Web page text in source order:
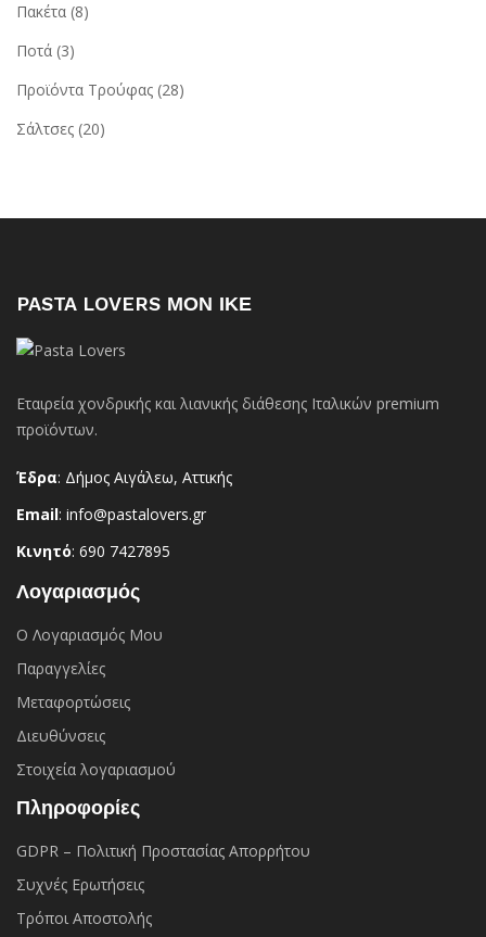
Πακέτα (8)
Ποτά (3)
Προϊόντα Τρούφας (28)
Σάλτσες (20)
PASTA LOVERS ΜΟΝ ΙΚΕ
Εταιρεία χονδρικής και λιανικής διάθεσης Ιταλικών premium
προϊόντων.
Έδρα: Δήμος Αιγάλεω, Αττικής
Email: info@pastalovers.gr
Κινητό: 690 7427895
Λογαριασμός
Ο Λογαριασμός Μου
Παραγγελίες
Μεταφορτώσεις
Διευθύνσεις
Στοιχεία λογαριασμού
Πληροφορίες
GDPR – Πολιτική Προστασίας Απορρήτου
Συχνές Eρωτήσεις
Τρόποι Αποστολής